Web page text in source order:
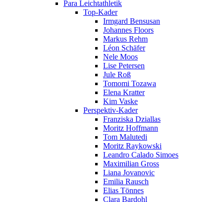
Para Leichtathletik
Top-Kader
Irmgard Bensusan
Johannes Floors
Markus Rehm
Léon Schäfer
Nele Moos
Lise Petersen
Jule Roß
Tomomi Tozawa
Elena Kratter
Kim Vaske
Perspektiv-Kader
Franziska Dziallas
Moritz Hoffmann
Tom Malutedi
Moritz Raykowski
Leandro Calado Simoes
Maximilian Gross
Liana Jovanovic
Emilia Rausch
Elias Tönnes
Clara Bardohl